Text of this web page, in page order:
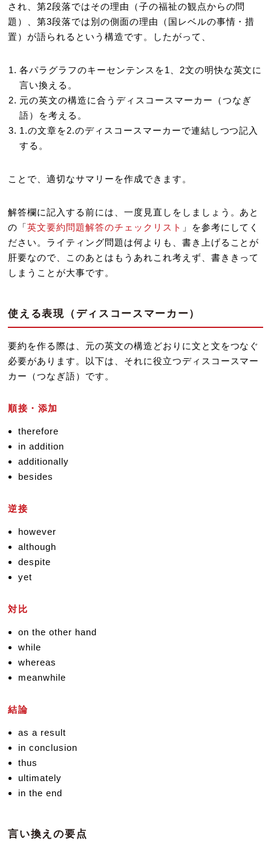
され、第2段落ではその理由（子の福祉の観点からの問
題）、第3段落では別の側面の理由（国レベルの事情・措
置）が語られるという構造です。したがって、
各パラグラフのキーセンテンスを1、2文の明快な英文に
言い換える。
元の英文の構造に合うディスコースマーカー（つなぎ
語）を考える。
1.の文章を2.のディスコースマーカーで連結しつつ記入
する。
ことで、適切なサマリーを作成できます。
解答欄に記入する前には、一度見直しをしましょう。あと
の「英文要約問題解答のチェックリスト 」を参考にしてく
ださい。ライティング問題は何よりも、書き上げることが
肝要なので、このあとはもうあれこれ考えず、書ききって
しまうことが大事です。
使える表現（ディスコースマーカー）
要約を作る際は、元の英文の構造どおりに文と文をつなぐ
必要があります。以下は、それに役立つディスコースマー
カー（つなぎ語）です。
順接・添加
therefore
in addition
additionally
besides
逆接
however
although
despite
yet
対比
on the other hand
while
whereas
meanwhile
結論
as a result
in conclusion
thus
ultimately
in the end
言い換えの要点